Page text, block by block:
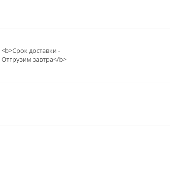
<b>Срок доставки -
Отгрузим завтра</b>